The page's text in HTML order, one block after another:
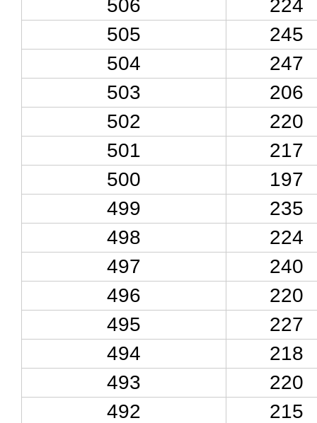
506
224
505
245
504
247
503
206
502
220
501
217
500
197
499
235
498
224
497
240
496
220
495
227
494
218
493
220
492
215